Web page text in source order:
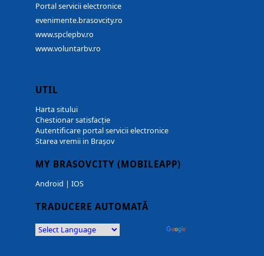
Portal servicii electronice
evenimente.brasovcity.ro
www.spclepbv.ro
www.voluntarbv.ro
UTIL
Harta sitului
Chestionar satisfacție
Autentificare portal servicii electronice
Starea vremii in Brașov
MY BRASOVCITY (MOBILEAPP)
Android | IOS
TRADUCERE AUTOMATĂ